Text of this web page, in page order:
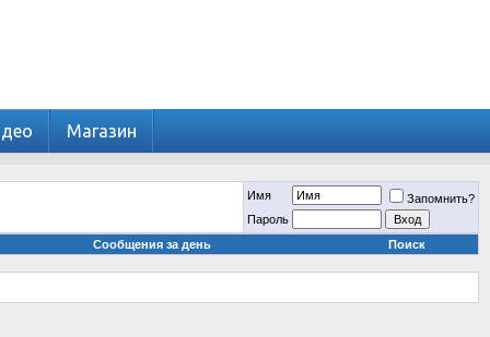
Магазин
Имя
Запомнить?
Пароль
Сообщения за день
Поиск